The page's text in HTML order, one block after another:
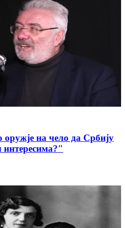
на чело да Србију
интересима?"